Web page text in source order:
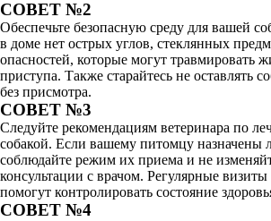
СОВЕТ №2
Обеспечьте безопасную среду для вашей
в доме нет острых углов, стеклянных
опасностей, которые могут травмировать
приступа. Также старайтесь не оставлять
без присмотра.
СОВЕТ №3
Следуйте рекомендациям ветеринара по
собакой. Если вашему питомцу назначены
соблюдайте режим их приема и не
консультации с врачом. Регулярные визиты
помогут контролировать состояние
СОВЕТ №4